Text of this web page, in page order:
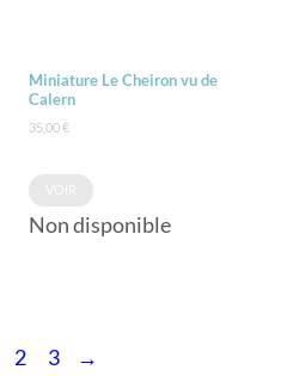
Miniature Le Cheiron vu de
Calern
35,00€
Non disponible
2 3 →